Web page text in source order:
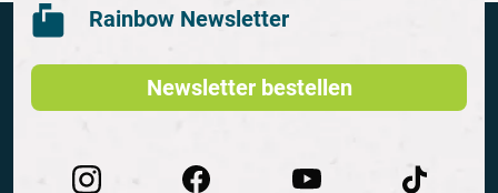
Rainbow Newsletter
Newsletter bestellen